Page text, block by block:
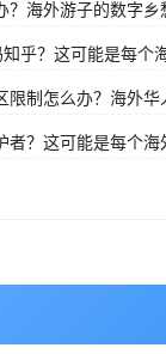
？海外游子的数字乡
乎？这可能是每个
限制怎么办？海外
者？这可能是每个